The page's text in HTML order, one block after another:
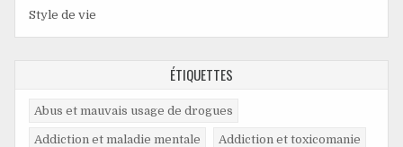
Style de vie
ÉTIQUETTES
Abus et mauvais usage de drogues
Addiction et maladie mentale Addiction et toxicomanie